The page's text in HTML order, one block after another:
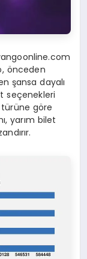
önceden
şansa dayalı
seçenekleri
göre
yarım bilet